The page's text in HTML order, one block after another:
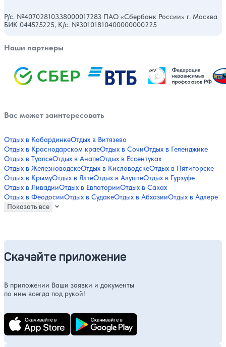
Р/с. №40702810338000017283 ПАО «Сбербанк России» г. Москва
БИК 044525225, К/с. №30101810400000000225
Наши партнеры
Вас может заинтересовать
Отдых в КабардинкеОтдых в Витязево
Отдых в Краснодарском краеОтдых в СочиОтдых в Геленджике
Отдых в ТуапсеОтдых в АнапеОтдых в Ессентуках
Отдых в ЖелезноводскеОтдых в КисловодскеОтдых в Пятигорске
Отдых в КрымуОтдых в ЯлтеОтдых в АлуштеОтдых в Гурзуфе
Отдых в ЛивадииОтдых в ЕвпаторииОтдых в Саках
Отдых в ФеодосииОтдых в СудакеОтдых в АбхазииОтдых в Адлере
Показать все
Скачайте приложение
В приложении Ваши заявки и документы
по ним всегда под рукой!